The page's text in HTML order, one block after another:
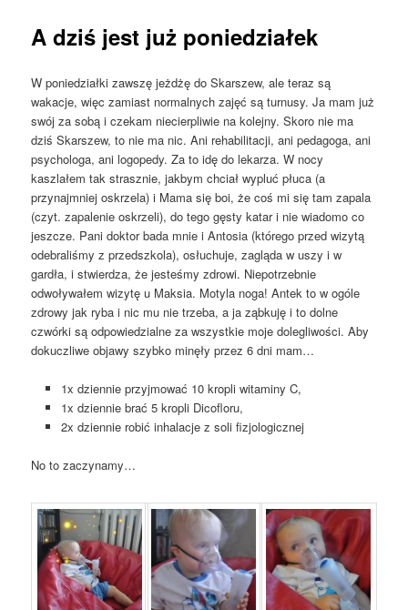
A dziś jest już poniedziałek
W poniedziałki zawszę jeżdżę do Skarszew, ale teraz są
wakacje, więc zamiast normalnych zajęć są turnusy. Ja mam już
swój za sobą i czekam niecierpliwie na kolejny. Skoro nie ma
dziś Skarszew, to nie ma nic. Ani rehabilitacji, ani pedagoga, ani
psychologa, ani logopedy. Za to idę do lekarza. W nocy
kaszlałem tak strasznie, jakbym chciał wypluć płuca (a
przynajmniej oskrzela) i Mama się boi, że coś mi się tam zapala
(czyt. zapalenie oskrzeli), do tego gęsty katar i nie wiadomo co
jeszcze. Pani doktor bada mnie i Antosia (którego przed wizytą
odebraliśmy z przedszkola), osłuchuje, zagląda w uszy i w
gardła, i stwierdza, że jesteśmy zdrowi. Niepotrzebnie
odwoływałem wizytę u Maksia. Motyla noga! Antek to w ogóle
zdrowy jak ryba i nic mu nie trzeba, a ja ząbkuję i to dolne
czwórki są odpowiedzialne za wszystkie moje dolegliwości. Aby
dokuczliwe objawy szybko minęły przez 6 dni mam…
1x dziennie przyjmować 10 kropli witaminy C,
1x dziennie brać 5 kropli Dicofloru,
2x dziennie robić inhalacje z soli fizjologicznej
No to zaczynamy…